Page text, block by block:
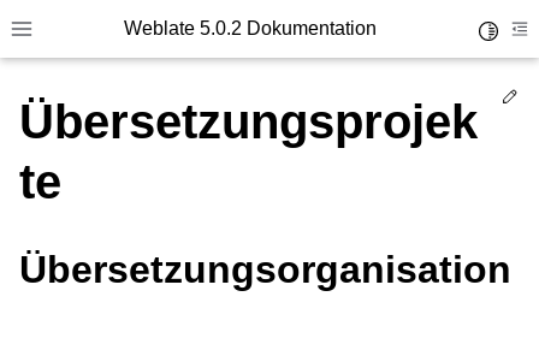
Toggle site navigation sidebar
Weblate 5.0.2 Dokumentation
Übersetzungsprojek
te
Übersetzungsorganisation